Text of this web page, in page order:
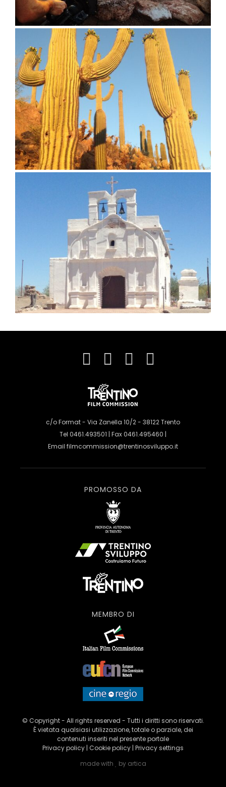
c/o Format - Via Zanella 10/2 - 38122 Trento
Tel 0461.493501 | Fax 0461.495460 |
Email filmcommission@trentinosviluppo.it
PROMOSSO DA
MEMBRO DI
© Copyright - All rights reserved - Tutti i diritti sono riservati.
È vietata qualsiasi utilizzazione, totale o parziale, dei
contenuti inseriti nel presente portale
Privacy policy | Cookie policy | Privacy settings
made with
by artica